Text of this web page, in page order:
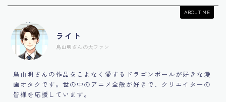
ABOUT ME
ライト
鳥山明さんの大ファン
鳥山明さんの作品をこよなく愛するドラゴンボールが好きな漫
画オタクです。世の中のアニメ全般が好きで、クリエイターの
皆様を応援しています。